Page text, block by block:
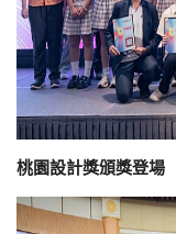
桃園設計獎頒獎登